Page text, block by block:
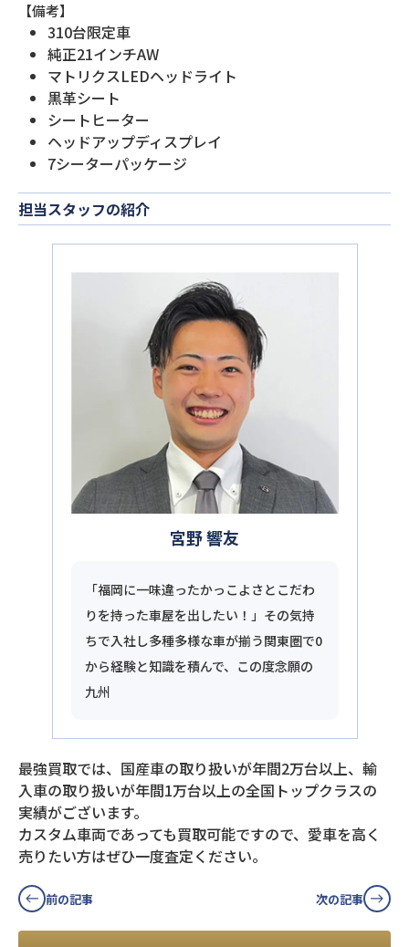
【備考】
310台限定車
純正21インチAW
マトリクスLEDヘッドライト
黒革シート
シートヒーター
ヘッドアップディスプレイ
7シーターパッケージ
担当スタッフの紹介
宮野 響友
「福岡に一味違ったかっこよさとこだわ
りを持った車屋を出したい！」その気持
ちで入社し多種多様な車が揃う関東圏で0
から経験と知識を積んで、この度念願の
九州
最強買取では、国産車の取り扱いが年間2万台以上、輸
入車の取り扱いが年間1万台以上の全国トップクラスの
実績がございます。
カスタム車両であっても買取可能ですので、愛車を高く
売りたい方はぜひ一度査定ください。
前の記事 次の記事